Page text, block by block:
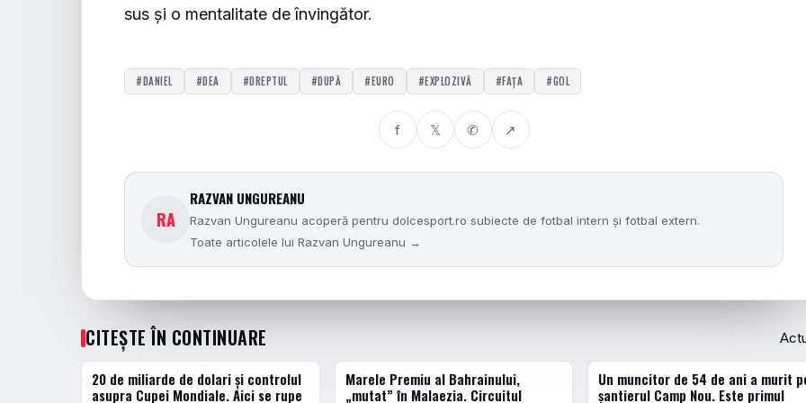
sus și o mentalitate de învingător.
#DANIEL #DEA #DREPTUL #DUPĂ #EURO #EXPLOZIVĂ #FAȚA #GOL
f 𝕏 ✆ ↗
RA
RAZVAN UNGUREANU
Razvan Ungureanu acoperă pentru dolcesport.ro subiecte de fotbal intern și fotbal extern.
Toate articolele lui Razvan Ungureanu →
CITEȘTE ÎN CONTINUARE
ACTUALE
20 de miliarde de dolari și controlul
asupra Cupei Mondiale. Aici se rupe
ACTUALE
Marele Premiu al Bahrainului,
„mutat” în Malaezia. Circuitul
ACTUALE
Un muncitor de 54 de ani a murit
șantierul Camp Nou. Este primul